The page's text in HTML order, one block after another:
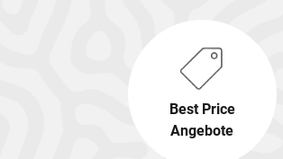
Best Price
Angebote